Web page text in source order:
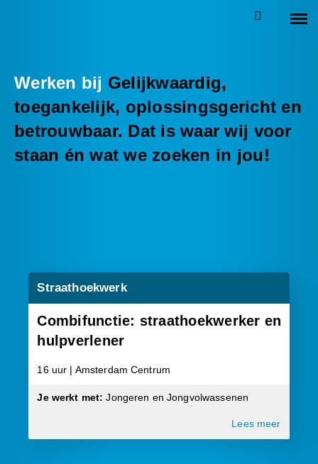
Werken bij Gelijkwaardig,
toegankelijk, oplossingsgericht en
betrouwbaar. Dat is waar wij voor
staan én wat we zoeken in jou!
Straathoekwerk
Combifunctie: straathoekwerker en
hulpverlener
16 uur | Amsterdam Centrum
Je werkt met:Jongeren en Jongvolwassenen
Lees meer